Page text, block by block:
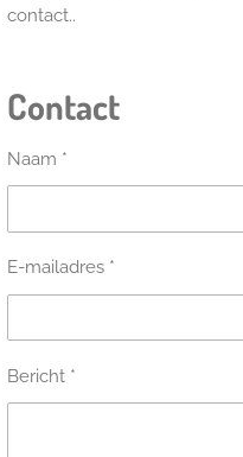
contact..
Contact
Naam *
E-mailadres *
Bericht *